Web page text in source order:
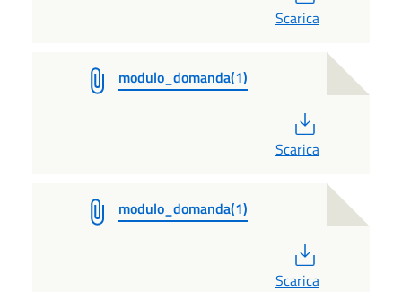
Scarica
modulo_domanda(1)
Scarica
modulo_domanda(1)
Scarica